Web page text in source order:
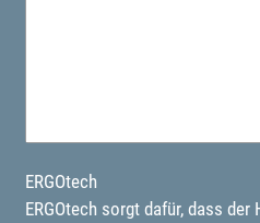
ERGOtech
ERGOtech sorgt dafür, dass